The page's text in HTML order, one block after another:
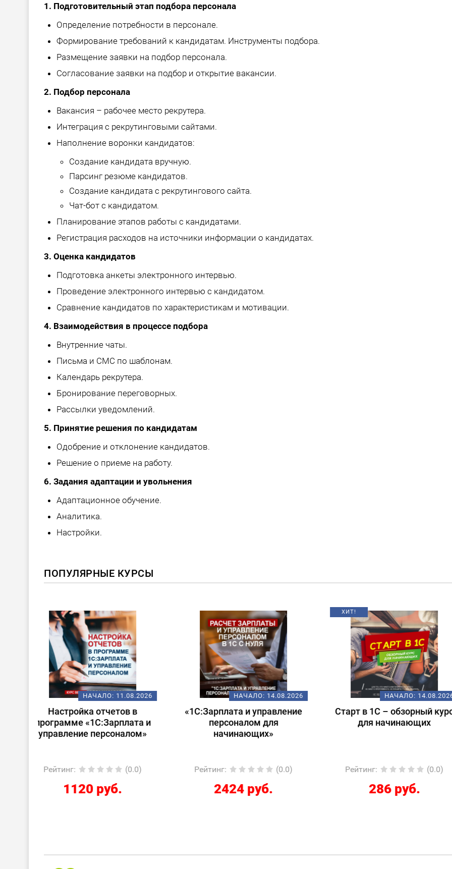
1. Подготовительный этап подбора персонала
Определение потребности в персонале.
Формирование требований к кандидатам. Инструменты подбора.
Размещение заявки на подбор персонала.
Согласование заявки на подбор и открытие вакансии.
2. Подбор персонала
Вакансия – рабочее место рекрутера.
Интеграция с рекрутинговыми сайтами.
Наполнение воронки кандидатов:
Создание кандидата вручную.
Парсинг резюме кандидатов.
Создание кандидата с рекрутингового сайта.
Чат-бот с кандидатом.
Планирование этапов работы с кандидатами.
Регистрация расходов на источники информации о кандидатах.
3. Оценка кандидатов
Подготовка анкеты электронного интервью.
Проведение электронного интервью с кандидатом.
Сравнение кандидатов по характеристикам и мотивации.
4. Взаимодействия в процессе подбора
Внутренние чаты.
Письма и СМС по шаблонам.
Календарь рекрутера.
Бронирование переговорных.
Рассылки уведомлений.
5. Принятие решения по кандидатам
Одобрение и отклонение кандидатов.
Решение о приеме на работу.
6. Задания адаптации и увольнения
Адаптационное обучение.
Аналитика.
Настройки.
ПОПУЛЯРНЫЕ КУРСЫ
НАЧАЛО:14.08.2026
«1С:Зарплата и управление
персоналом для
начинающих»
Рейтинг:
2424 руб.
ХИТ!
НАЧАЛО:14.08.2026
Старт в 1С – обзорный курс
для начинающих
Рейтинг:
286 руб.
НАЧАЛО:
Подготовка к
1С:Специалист-
Рейтинг:
12267 руб.